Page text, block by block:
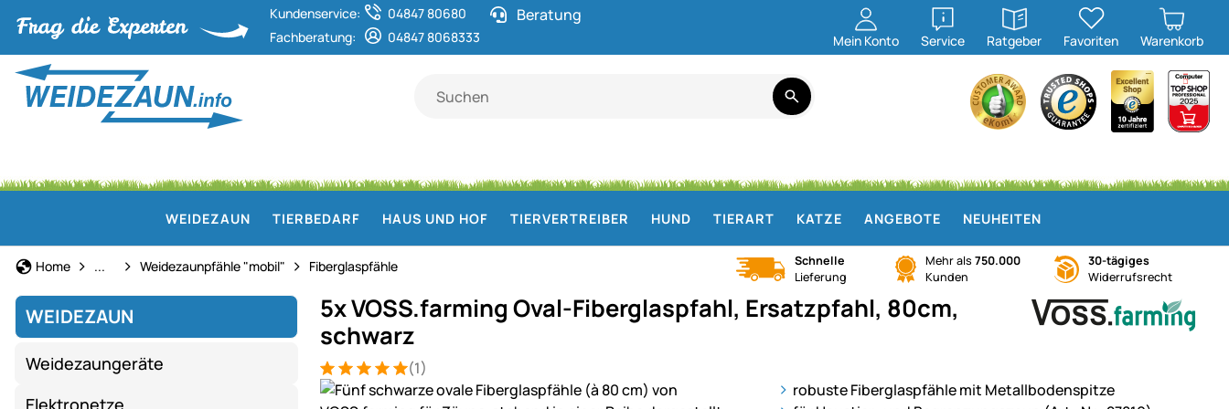
Kundenservice:
04847 80680
Fachberatung:
04847 8068333
Beratung
Mein Konto Service
öffnen
Ratgeber
öffnen
Favoriten Warenkorb
WEIDEZAUN TIERBEDARF HAUS UND HOF TIERVERTREIBER HUND TIERART KATZE ANGEBOTE NEUHEITEN
Home Weidezaun
... Weidezaunpfähle "mobil" Fiberglaspfähle
Schnelle
Lieferung
Mehr als 750.000
Kunden
30-tägiges
Widerrufsrecht
WEIDEZAUN
Weidezaungeräte
Elektronetze
5x VOSS.farming Oval-Fiberglaspfahl, Ersatzpfahl, 80cm,
schwarz
Bewertung: 5 von 5 (1 Bewertungen)
1 Bewertung (1)
Produktgalerie
robuste Fiberglaspfähle mit Metallbodenspitze